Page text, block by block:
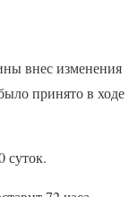
внес изменения
принято в ходе
суток.